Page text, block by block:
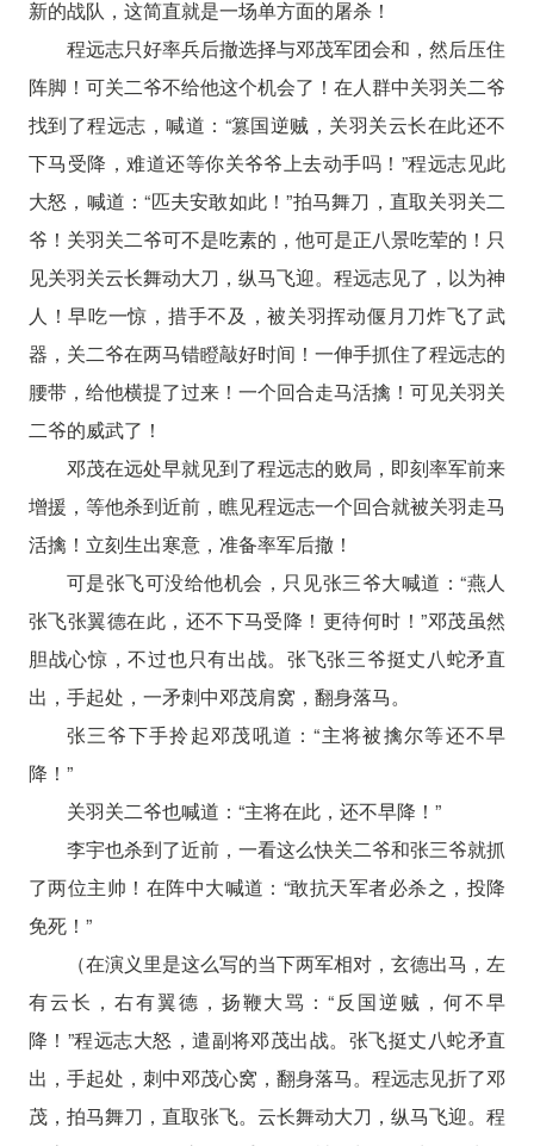
新的战队，这简直就是一场单方面的屠杀！
程远志只好率兵后撤选择与邓茂军团会和，然后压住
阵脚！可关二爷不给他这个机会了！在人群中关羽关二爷
找到了程远志，喊道：“篡国逆贼，关羽关云长在此还不
下马受降，难道还等你关爷爷上去动手吗！”程远志见此
大怒，喊道：“匹夫安敢如此！”拍马舞刀，直取关羽关二
爷！关羽关二爷可不是吃素的，他可是正八景吃荤的！只
见关羽关云长舞动大刀，纵马飞迎。程远志见了，以为神
人！早吃一惊，措手不及，被关羽挥动偃月刀炸飞了武
器，关二爷在两马错瞪敲好时间！一伸手抓住了程远志的
腰带，给他横提了过来！一个回合走马活擒！可见关羽关
二爷的威武了！
邓茂在远处早就见到了程远志的败局，即刻率军前来
增援，等他杀到近前，瞧见程远志一个回合就被关羽走马
活擒！立刻生出寒意，准备率军后撤！
可是张飞可没给他机会，只见张三爷大喊道：“燕人
张飞张翼德在此，还不下马受降！更待何时！”邓茂虽然
胆战心惊，不过也只有出战。张飞张三爷挺丈八蛇矛直
出，手起处，一矛刺中邓茂肩窝，翻身落马。
张三爷下手拎起邓茂吼道：“主将被擒尔等还不早
降！”
关羽关二爷也喊道：“主将在此，还不早降！”
李宇也杀到了近前，一看这么快关二爷和张三爷就抓
了两位主帅！在阵中大喊道：“敢抗天军者必杀之，投降
免死！”
（在演义里是这么写的当下两军相对，玄德出马，左
有云长，右有翼德，扬鞭大骂：“反国逆贼，何不早
降！”程远志大怒，遣副将邓茂出战。张飞挺丈八蛇矛直
出，手起处，刺中邓茂心窝，翻身落马。程远志见折了邓
茂，拍马舞刀，直取张飞。云长舞动大刀，纵马飞迎。程